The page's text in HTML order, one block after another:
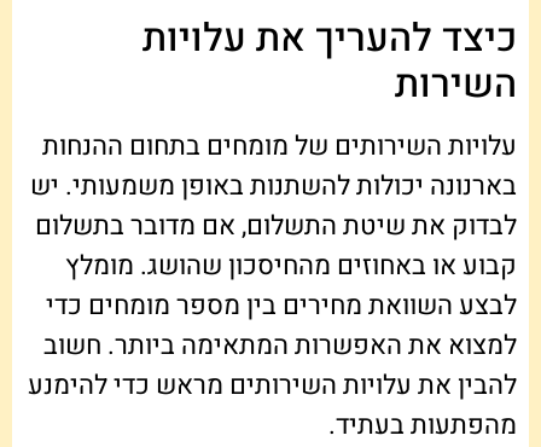
כיצד להעריך את עלויות
השירות
עלויות השירותים של מומחים בתחום ההנחות
בארנונה יכולות להשתנות באופן משמעותי. יש
לבדוק את שיטת התשלום, אם מדובר בתשלום
קבוע או באחוזים מהחיסכון שהושג. מומלץ
לבצע השוואת מחירים בין מספר מומחים כדי
למצוא את האפשרות המתאימה ביותר. חשוב
להבין את עלויות השירותים מראש כדי להימנע
מהפתעות בעתיד.